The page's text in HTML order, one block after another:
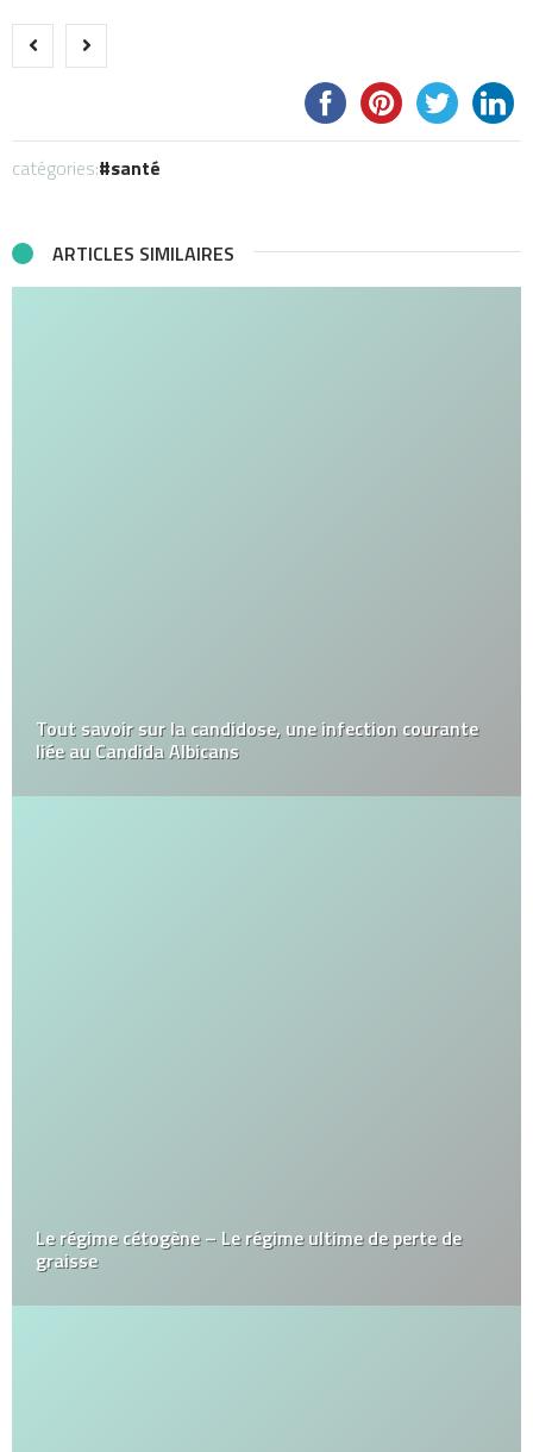
catégories: santé
ARTICLES SIMILAIRES
Tout savoir sur la candidose, une infection courante
liée au Candida Albicans
Le régime cétogène – Le régime ultime de perte de
graisse